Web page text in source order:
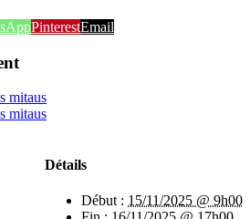
PinterestEmail
mitaus
mitaus
Détails
Début : 15/11/2025 @ 9h00